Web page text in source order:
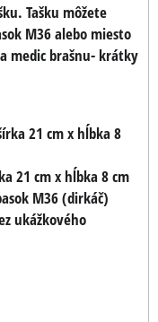
Tašku môžete
M36 alebo miesto
medic brašnu- krátky
21 cm x hĺbka 8
21 cm x hĺbka 8 cm
M36 (dirkáč)
ukážkového